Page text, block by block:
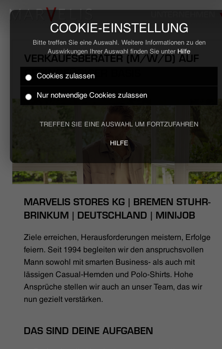
COOKIE-EINSTELLUNG
Bitte treffen Sie eine Auswahl. Weitere Informationen zu den
Auswirkungen Ihrer Auswahl finden Sie unter Hilfe
Cookies zulassen
Nur notwendige Cookies zulassen
TREFFEN SIE EINE AUSWAHL UM FORTZUFAHREN
HILFE
HOME
STELLENANGEBOTE
NACHHALTIGKEIT
VERKAUFSBERATER (M/W/D) AUF
GERINGFÜGIGER BASIS
MARVELIS STORES KG | BREMEN STUHR-
BRINKUM | DEUTSCHLAND | MINIJOB
Ziele erreichen, Herausforderungen meistern, Erfolge
feiern. Seit 1994 begleiten wir den anspruchsvollen
Mann sowohl mit smarten Business- als auch mit
lässigen Casual-Hemden und Polo-Shirts. Hohe
Ansprüche stellen wir auch an unser Team, das wir
nun gezielt verstärken.
DAS SIND DEINE AUFGABEN